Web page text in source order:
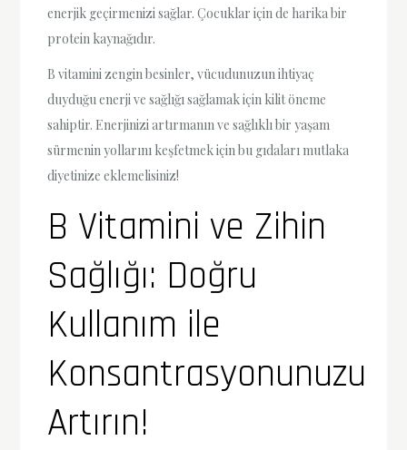
enerjik geçirmenizi sağlar. Çocuklar için de harika bir
protein kaynağıdır.
B vitamini zengin besinler, vücudunuzun ihtiyaç
duyduğu enerji ve sağlığı sağlamak için kilit öneme
sahiptir. Enerjinizi artırmanın ve sağlıklı bir yaşam
sürmenin yollarını keşfetmek için bu gıdaları mutlaka
diyetinize eklemelisiniz!
B Vitamini ve Zihin
Sağlığı: Doğru
Kullanım ile
Konsantrasyonunuzu
Artırın!